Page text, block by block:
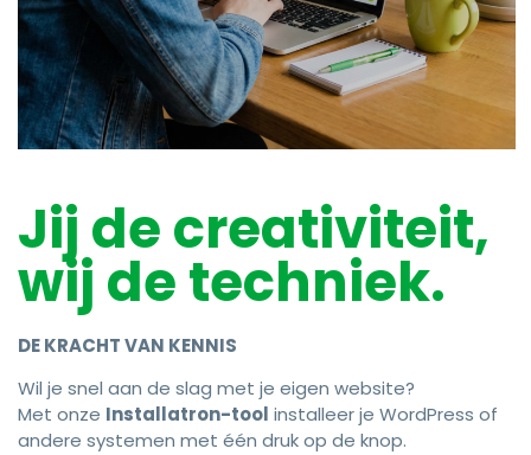
Jij de creativiteit,
wij de techniek.
DE KRACHT VAN KENNIS
Wil je snel aan de slag met je eigen website?
Met onze Installatron-tool installeer je WordPress of
andere systemen met één druk op de knop.